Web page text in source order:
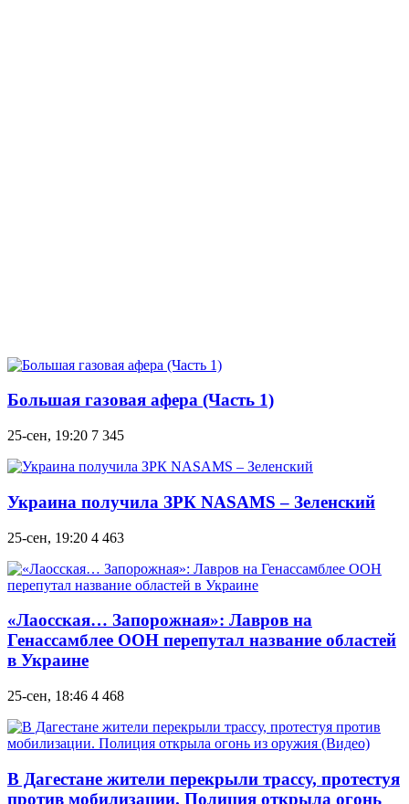
Большая газовая афера (Часть 1)
25-сен, 19:20 7 345
Украина получила ЗРК NASAMS – Зеленский
25-сен, 19:20 4 463
«Лаосская… Запорожная»: Лавров на
Генассамблее ООН перепутал название областей
в Украине
25-сен, 18:46 4 468
В Дагестане жители перекрыли трассу, протестуя
против мобилизации. Полиция открыла огонь